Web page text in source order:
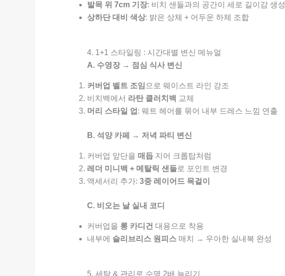
발목 위 7cm 기장: 비치 샌들과의 공간이 세로 길이감 생성
상하단 대비 색상: 밝은 상체 + 어두운 하체 조합
4. 1+1 스타일링 : 시간대별 변신 메뉴얼
A. 수영장 → 점심 식사 변신
커버업 벨트 조임 으로 웨이스트 라인 강조
비치백에서 라탄 클러치백 교체
머리 스타일 업 : 웨트 헤어를 묶어 내부 드레스 느낌 연출
B. 석양 카페 → 저녁 파티 변신
커버업 앞단을 매듭지어 크롭탑처럼
레더 미니백 + 메탈릭 샌들로 포인트 변경
액세서리 추가: 3중 레이어드 목걸이
C. 비오는 날 실내 코디
커버업을 롱 카디건 대용으로 착용
내부에 슬리브리스 원피스매치 → 우아한 실내복 완성
5. 세탁 & 관리로 수명 2배 늘리기